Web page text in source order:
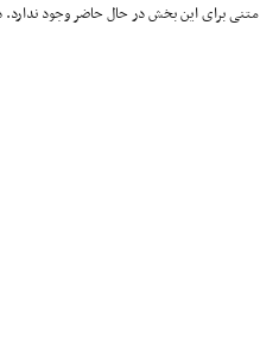
متنی برای این بخش در حال حاضر وجود ندارد.